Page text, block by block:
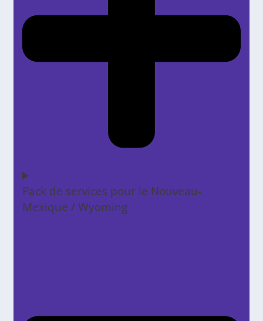
Pack de services pour le Nouveau-
Mexique / Wyoming